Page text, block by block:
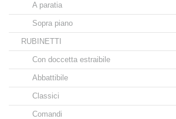
A paratia
Sopra piano
RUBINETTI
Con doccetta estraibile
Abbattibile
Classici
Comandi